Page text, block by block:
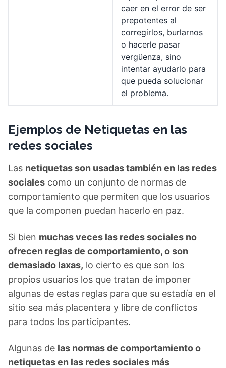
caer en el error de ser
prepotentes al
corregirlos, burlarnos
o hacerle pasar
vergüenza, sino
intentar ayudarlo para
que pueda solucionar
el problema.
Ejemplos de Netiquetas en las
redes sociales
Las netiquetas son usadas también en las redes
sociales como un conjunto de normas de
comportamiento que permiten que los usuarios
que la componen puedan hacerlo en paz.
Si bien muchas veces las redes sociales no
ofrecen reglas de comportamiento, o son
demasiado laxas, lo cierto es que son los
propios usuarios los que tratan de imponer
algunas de estas reglas para que su estadía en el
sitio sea más placentera y libre de conflictos
para todos los participantes.
Algunas de las normas de comportamiento o
netiquetas en las redes sociales más